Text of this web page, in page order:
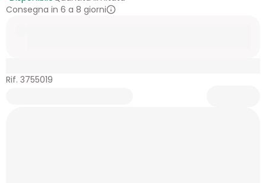
Consegna in 6 a 8 giorni
Rif. 3755019